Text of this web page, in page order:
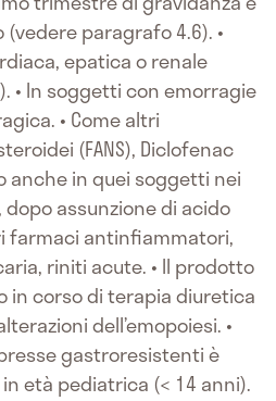
paragrafo 4.6). •
epatica o renale
• In soggetti con emorragie
• Come altri
(FANS), Diclofenac
anche in quei soggetti nei
assunzione di acido
farmaci antinfiammatori,
riniti acute. • Il prodotto
in corso di terapia diuretica
dell’emopoiesi. •
gastroresistenti è
età pediatrica (< 14 anni).